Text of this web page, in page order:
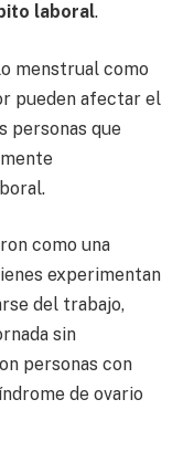
laboral.
menstrual como
pueden afectar el
personas que
como una
experimentan
del trabajo,
sin
personas con
de ovario